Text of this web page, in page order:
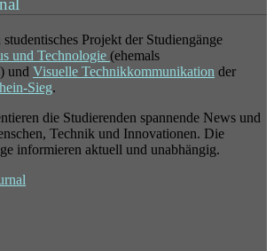
studentisches Projekt der Studiengänge
und Technologie (ehemals
und Visuelle Technikkommunikation der
Sieg.
die Studierenden spannende News und
Technik und Innovationen. Die
informieren aktuell und unabhängig.